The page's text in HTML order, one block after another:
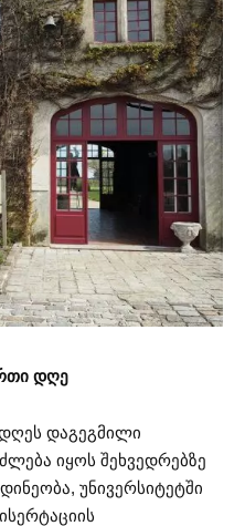
დღე
დღეს დაგეგმილი
იყოს შეხვედრებზე
უნივერსიტეტში